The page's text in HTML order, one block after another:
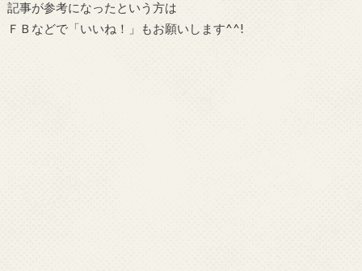
記事が参考になったという方は
ＦＢなどで「いいね！ 」もお願いします^^!